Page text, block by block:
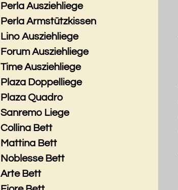
Perla Ausziehliege
Perla Armstützkissen
Lino Ausziehliege
Forum Ausziehliege
Time Ausziehliege
Plaza Doppelliege
Plaza Quadro
Sanremo Liege
Collina Bett
Mattina Bett
Noblesse Bett
Arte Bett